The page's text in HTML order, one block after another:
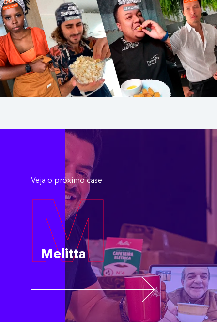
Veja o próximo case
M
Melitta